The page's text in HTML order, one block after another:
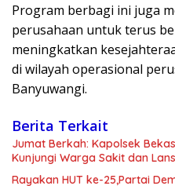
Program berbagi ini juga
perusahaan untuk terus
meningkatkan
di wilayah operasional
Banyuwangi.
Berita Terkait
Jumat Berkah: Kapolsek
Kunjungi Warga Sakit dan
Rayakan HUT ke-25,Partai